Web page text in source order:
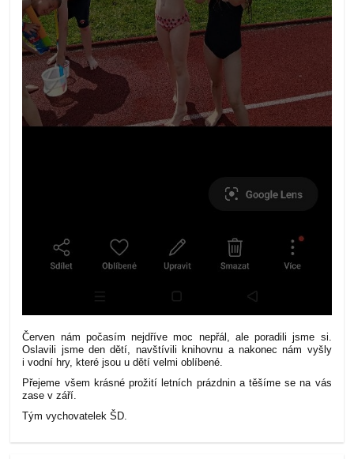
Červen nám počasím nejdříve moc nepřál, ale poradili jsme si.
Oslavili jsme den dětí, navštívili knihovnu a nakonec nám vyšly
i vodní hry, které jsou u dětí velmi oblíbené.
Přejeme všem krásné prožití letních prázdnin a těšíme se na vás
zase v září.
Tým vychovatelek ŠD.